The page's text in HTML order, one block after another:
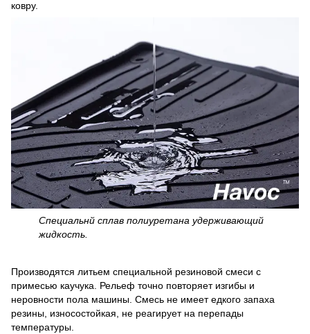
ковру.
Специальнй сплав полиуретана удерживающий
жидкость.
Производятся литьем специальной резиновой смеси с
примесью каучука. Рельеф точно повторяет изгибы и
неровности пола машины. Смесь не имеет едкого запаха
резины, износостойкая, не реагирует на перепады
температуры.